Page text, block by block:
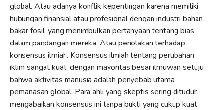
global. Atau adanya konflik kepentingan karena memiliki
hubungan finansial atau profesional dengan industri bahan
bakar fosil, yang menimbulkan pertanyaan tentang bias
dalam pandangan mereka. Atau penolakan terhadap
konsensus ilmiah. Konsensus ilmiah tentang perubahan
iklim sangat kuat, dengan mayoritas besar ilmuwan setuju
bahwa aktivitas manusia adalah penyebab utama
pemanasan global. Para ahli yang skeptis sering dituduh
mengabaikan konsensus ini tanpa bukti yang cukup kuat